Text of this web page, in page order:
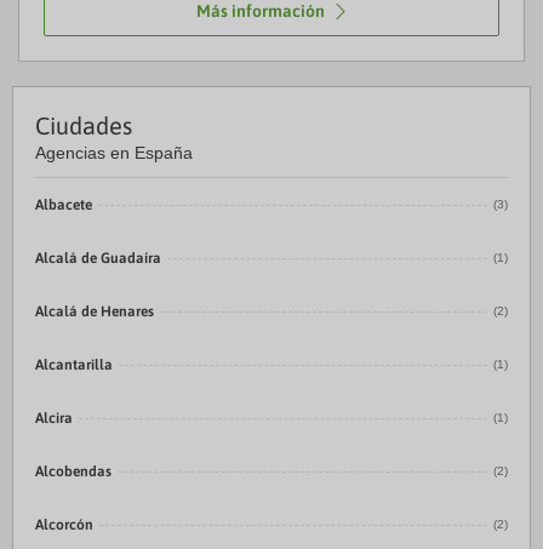
Más información
Ciudades
Agencias en España
Albacete (3)
Alcalá de Guadaíra (1)
Alcalá de Henares (2)
Alcantarilla (1)
Alcira (1)
Alcobendas (2)
Alcorcón (2)